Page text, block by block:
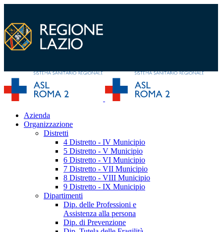
Azienda
Organizzazione
Distretti
4 Distretto - IV Municipio
5 Distretto - V Municipio
6 Distretto - VI Municipio
7 Distretto - VII Municipio
8 Distretto - VIII Municipio
9 Distretto - IX Municipio
Dipartimenti
Dip. delle Professioni e
Assistenza alla persona
Dip. di Prevenzione